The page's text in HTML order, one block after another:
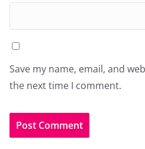
Save my name, email, and
the next time I comment.